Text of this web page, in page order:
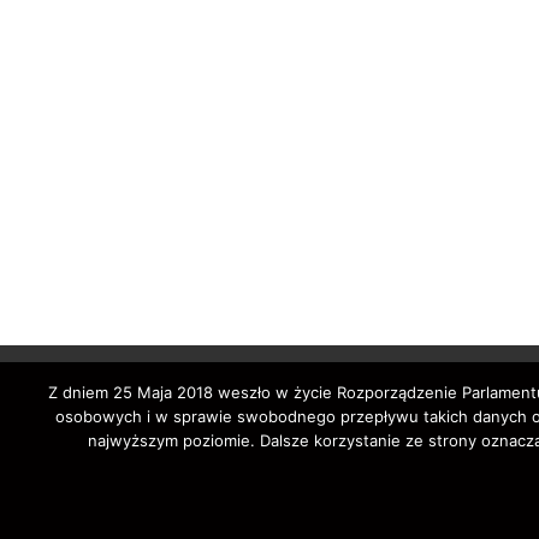
Copyright ©
Z dniem 25 Maja 2018 weszło w życie Rozporządzenie
osobowych i w sprawie swobodnego przepływu takich
najwyższym poziomie. Dalsze korzystanie ze strony